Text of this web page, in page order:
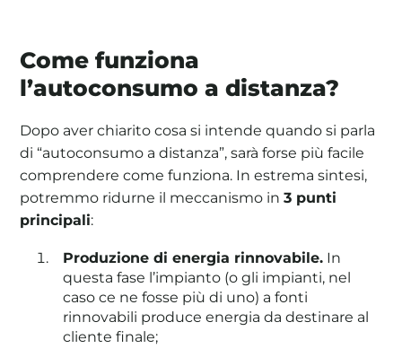
Come funziona
l’autoconsumo a distanza?
Dopo aver chiarito cosa si intende quando si parla
di “autoconsumo a distanza”, sarà forse più facile
comprendere come funziona. In estrema sintesi,
potremmo ridurne il meccanismo in3 punti
principali:
Produzione di energia rinnovabile. In
questa fase l’impianto (o gli impianti, nel
caso ce ne fosse più di uno) a fonti
rinnovabili produce energia da destinare al
cliente finale;